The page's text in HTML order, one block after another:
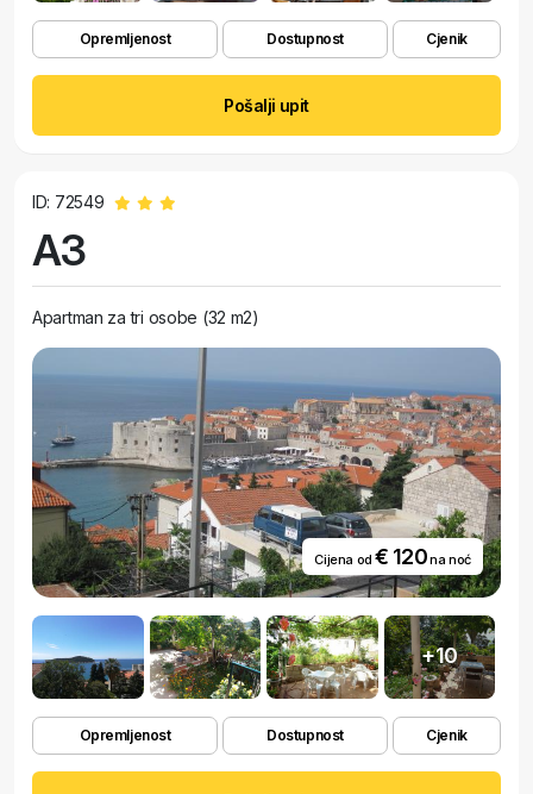
Opremljenost Dostupnost Cjenik
Pošalji upit
ID: 72549
A3
Apartman za tri osobe (32 m2)
Cijena od€ 120na noć
+10
Opremljenost Dostupnost Cjenik